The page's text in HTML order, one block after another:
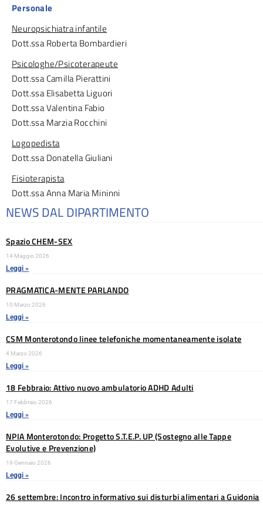
Personale
Neuropsichiatra infantile
Dott.ssa Roberta Bombardieri
Psicologhe/Psicoterapeute
Dott.ssa Camilla Pierattini
Dott.ssa Elisabetta Liguori
Dott.ssa Valentina Fabio
Dott.ssa Marzia Rocchini
Logopedista
Dott.ssa Donatella Giuliani
Fisioterapista
Dott.ssa Anna Maria Mininni
NEWS DAL DIPARTIMENTO
Spazio CHEM-SEX
14 Maggio 2026
Leggi »
PRAGMATICA-MENTE PARLANDO
10 Marzo 2026
Leggi »
CSM Monterotondo linee telefoniche momentaneamente isolate
4 Marzo 2026
Leggi »
18 Febbraio: Attivo nuovo ambulatorio ADHD Adulti
17 Febbraio 2026
Leggi »
NPIA Monterotondo: Progetto S.T.E.P. UP (Sostegno alle Tappe
Evolutive e Prevenzione)
19 Gennaio 2026
Leggi »
26 settembre: Incontro informativo sui disturbi alimentari a Guidonia